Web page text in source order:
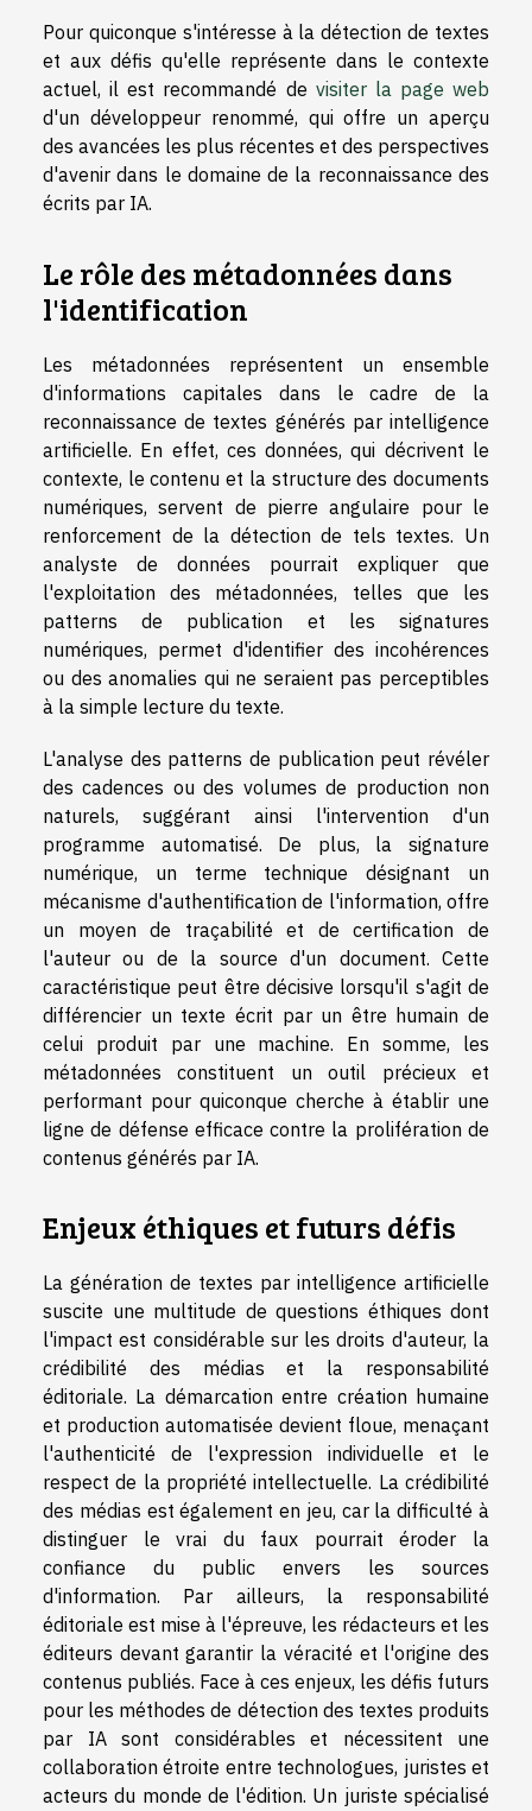
Pour quiconque s'intéresse à la détection de textes
et aux défis qu'elle représente dans le contexte
actuel, il est recommandé de visiter la page web
d'un développeur renommé, qui offre un aperçu
des avancées les plus récentes et des perspectives
d'avenir dans le domaine de la reconnaissance des
écrits par IA.
Le rôle des métadonnées dans
l'identification
Les métadonnées représentent un ensemble
d'informations capitales dans le cadre de la
reconnaissance de textes générés par intelligence
artificielle. En effet, ces données, qui décrivent le
contexte, le contenu et la structure des documents
numériques, servent de pierre angulaire pour le
renforcement de la détection de tels textes. Un
analyste de données pourrait expliquer que
l'exploitation des métadonnées, telles que les
patterns de publication et les signatures
numériques, permet d'identifier des incohérences
ou des anomalies qui ne seraient pas perceptibles
à la simple lecture du texte.
L'analyse des patterns de publication peut révéler
des cadences ou des volumes de production non
naturels, suggérant ainsi l'intervention d'un
programme automatisé. De plus, la signature
numérique, un terme technique désignant un
mécanisme d'authentification de l'information, offre
un moyen de traçabilité et de certification de
l'auteur ou de la source d'un document. Cette
caractéristique peut être décisive lorsqu'il s'agit de
différencier un texte écrit par un être humain de
celui produit par une machine. En somme, les
métadonnées constituent un outil précieux et
performant pour quiconque cherche à établir une
ligne de défense efficace contre la prolifération de
contenus générés par IA.
Enjeux éthiques et futurs défis
La génération de textes par intelligence artificielle
suscite une multitude de questions éthiques dont
l'impact est considérable sur les droits d'auteur, la
crédibilité des médias et la responsabilité
éditoriale. La démarcation entre création humaine
et production automatisée devient floue, menaçant
l'authenticité de l'expression individuelle et le
respect de la propriété intellectuelle. La crédibilité
des médias est également en jeu, car la difficulté à
distinguer le vrai du faux pourrait éroder la
confiance du public envers les sources
d'information. Par ailleurs, la responsabilité
éditoriale est mise à l'épreuve, les rédacteurs et les
éditeurs devant garantir la véracité et l'origine des
contenus publiés. Face à ces enjeux, les défis futurs
pour les méthodes de détection des textes produits
par IA sont considérables et nécessitent une
collaboration étroite entre technologues, juristes et
acteurs du monde de l'édition. Un juriste spécialisé